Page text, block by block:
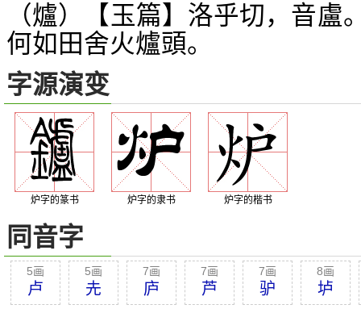
（爐）【玉篇】洛乎切，音
何如田舍火爐頭。
字源演变
炉字的篆书 炉字的隶书 炉字的楷书
同音字
5画
卢
5画
圥
7画
庐
7画
芦
7画
驴
8画
垆